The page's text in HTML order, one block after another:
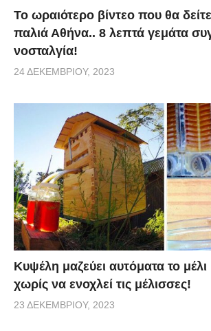
Το ωραιότερο βίντεο που θα
παλιά Αθήνα.. 8 λεπτά γεμάτα
νοσταλγία!
24 ΔΕΚΕΜΒΡΊΟΥ, 2023
Κυψέλη μαζεύει αυτόματα το μέλι
χωρίς να ενοχλεί τις μέλισσες!
23 ΔΕΚΕΜΒΡΊΟΥ, 2023